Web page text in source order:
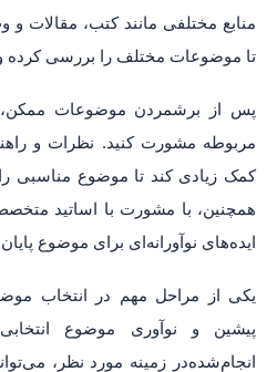
منابع مختلفی مانند کتب، مقالات و
تا موضوعات مختلف را بررسی کرده و
پس از برشمردن موضوعات ممکن،
مربوطه مشورت کنید. نظرات و
کمک زیادی کند تا موضوع مناسبی را
همچنین، با مشورت با اساتید
ایده‌های نوآورانه‌ای برای موضوع
یکی از مراحل مهم در انتخاب
پیشین و نوآوری موضوع
انجام‌شده‌در زمینه مورد نظر،